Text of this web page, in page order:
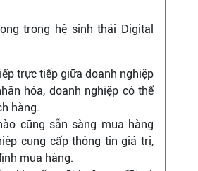
trong hệ sinh thái Digital
trực tiếp giữa doanh nghiệp
hóa, doanh nghiệp có thể
hàng.
cũng sẵn sàng mua hàng
cung cấp thông tin giá trị,
mua hàng.